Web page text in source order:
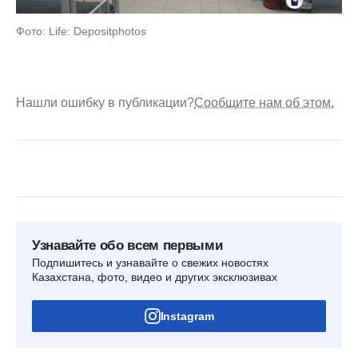
Фото: Life: Depositphotos
Нашли ошибку в публикации?Сообщите нам об этом.
Узнавайте обо всем первыми
Подпишитесь и узнавайте о свежих новостях
Казахстана, фото, видео и других эксклюзивах
Instagram